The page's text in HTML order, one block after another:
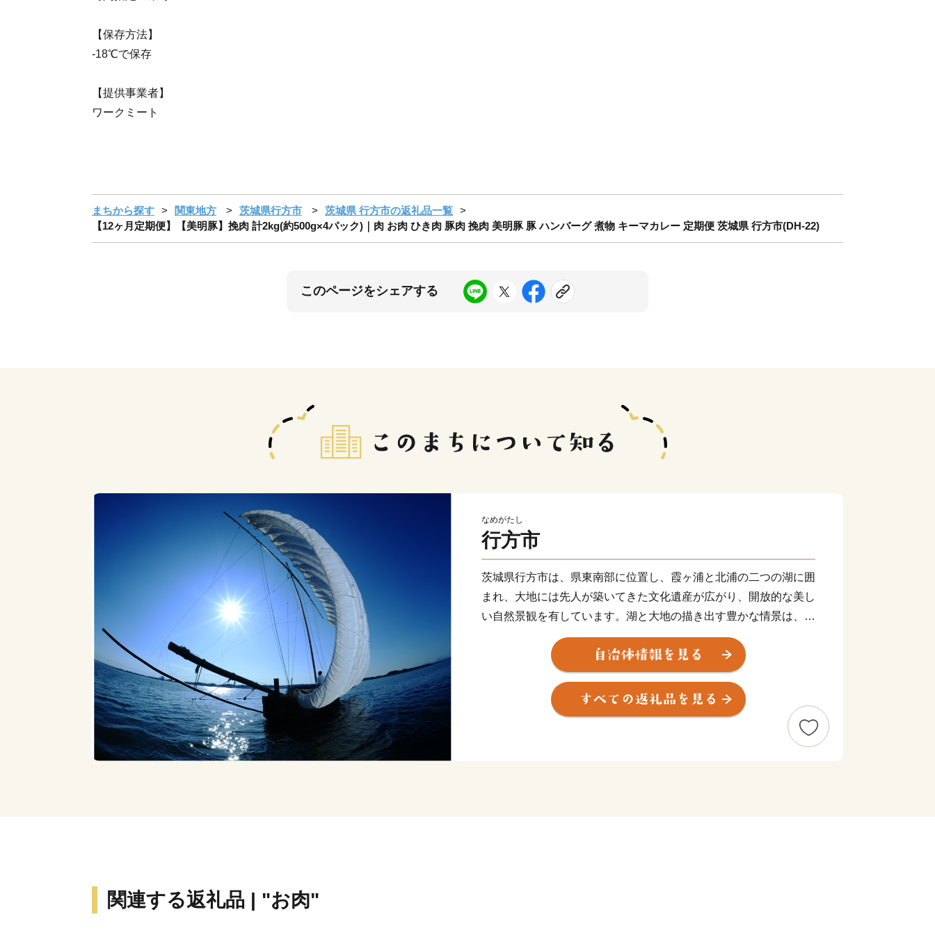
【保存方法】
-18℃で保存
【提供事業者】
ワークミート
まちから探す 関東地方 茨城県行方市
茨城県 行方市の返礼品一覧
【12ヶ月定期便】【美明豚】挽肉 計2kg(約500g×4パック)｜肉 お肉 ひき肉 豚肉 挽肉 美明豚 豚 ハンバーグ 煮物 キーマカレー 定期便 茨城県 行方市(DH-22)
このページをシェアする
なめがたし
行方市
茨城県行方市は、県東南部に位置し、霞ヶ浦と北浦の二つの湖に囲
まれ、大地には先人が築いてきた文化遺産が広がり、開放的な美し
い自然景観を有しています。湖と大地の描き出す豊かな情景は、い
にしえにより人々の心をとらえ、癒してきました。豊かな風土に包
まれて織りなされてきたまち、行方市です。
関連する返礼品 | "お肉"